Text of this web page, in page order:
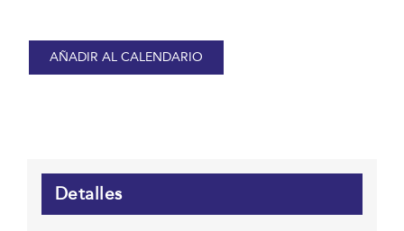
AÑADIR AL CALENDARIO
Detalles